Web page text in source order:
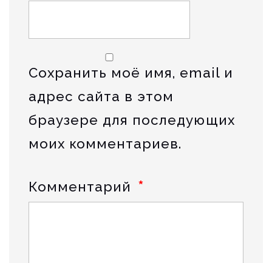
Сохранить моё имя, email и
адрес сайта в этом
браузере для последующих
моих комментариев.
Комментарий *